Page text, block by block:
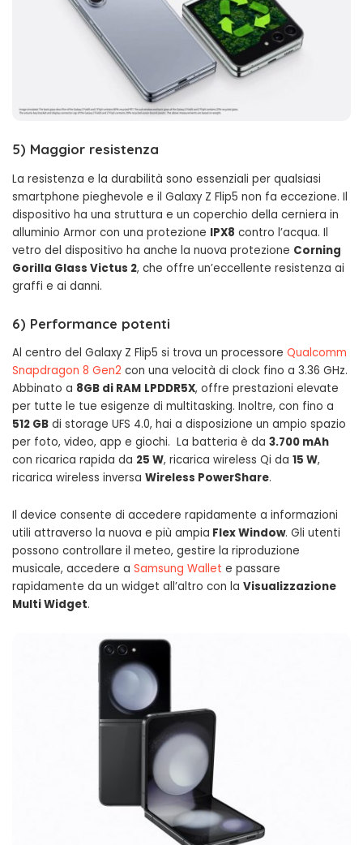
5) Maggior resistenza
La resistenza e la durabilità sono essenziali per qualsiasi
smartphone pieghevole e il Galaxy Z Flip5 non fa eccezione. Il
dispositivo ha una struttura e un coperchio della cerniera in
alluminio Armor con una protezione IPX8 contro l’acqua. Il
vetro del dispositivo ha anche la nuova protezione Corning
Gorilla Glass Victus 2, che offre un’eccellente resistenza ai
graffi e ai danni.
6) Performance potenti
Al centro del Galaxy Z Flip5 si trova un processore Qualcomm
Snapdragon 8 Gen2 con una velocità di clock fino a 3.36 GHz.
Abbinato a 8GB di RAM LPDDR5X, offre prestazioni elevate
per tutte le tue esigenze di multitasking. Inoltre, con fino a
512 GB di storage UFS 4.0, hai a disposizione un ampio spazio
per foto, video, app e giochi. La batteria è da 3.700 mAh
con ricarica rapida da 25 W, ricarica wireless Qi da 15 W,
ricarica wireless inversa Wireless PowerShare.
Il device consente di accedere rapidamente a informazioni
utili attraverso la nuova e più ampia Flex Window. Gli utenti
possono controllare il meteo, gestire la riproduzione
musicale, accedere a Samsung Wallet e passare
rapidamente da un widget all’altro con la Visualizzazione
Multi Widget.